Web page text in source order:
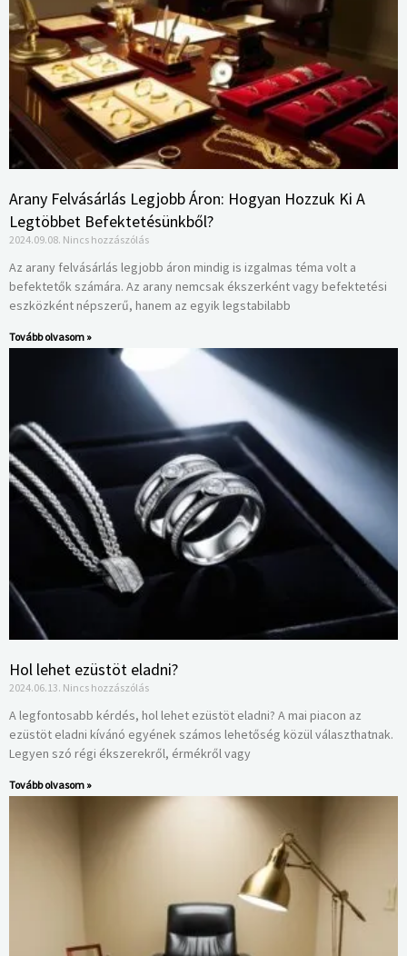
Arany Felvásárlás Legjobb Áron: Hogyan Hozzuk Ki A
Legtöbbet Befektetésünkből?
2024.09.08. Nincs hozzászólás
Az arany felvásárlás legjobb áron mindig is izgalmas téma volt a
befektetők számára. Az arany nemcsak ékszerként vagy befektetési
eszközként népszerű, hanem az egyik legstabilabb
Tovább olvasom »
Hol lehet ezüstöt eladni?
2024.06.13. Nincs hozzászólás
A legfontosabb kérdés, hol lehet ezüstöt eladni? A mai piacon az
ezüstöt eladni kívánó egyének számos lehetőség közül választhatnak.
Legyen szó régi ékszerekről, érmékről vagy
Tovább olvasom »